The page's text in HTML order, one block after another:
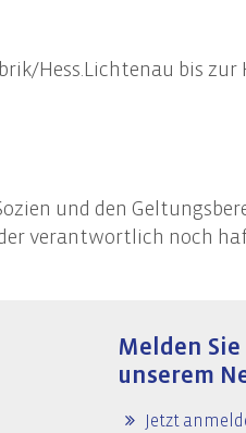
Hess.Lichtenau bis zur
und den
verantwortlich noch
Melden Sie
unserem
Jetzt